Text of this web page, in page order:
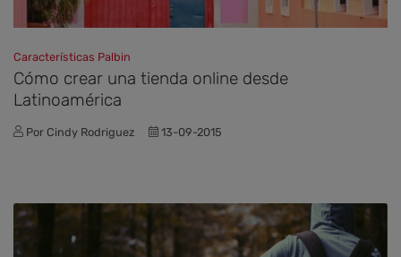
Características Palbin
Cómo crear una tienda online desde
Latinoamérica
Por Cindy Rodriguez 13-09-2015